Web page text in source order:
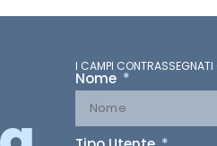
I CAMPI
Nome